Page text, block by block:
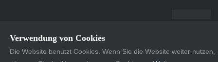
Verwendung von Cookies
Die Website benutzt Cookies. Wenn Sie die Website weiter nutzen,